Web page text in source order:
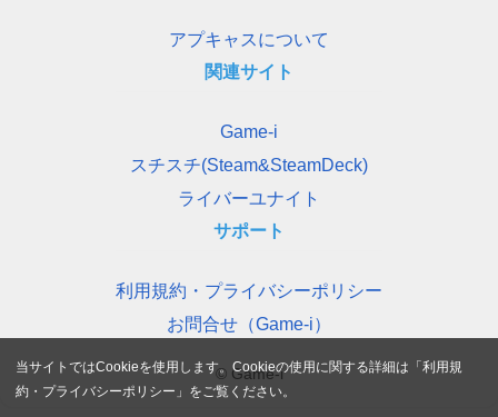
アプキャスについて
関連サイト
Game-i
スチスチ(Steam&SteamDeck)
ライバーユナイト
サポート
利用規約・プライバシーポリシー
お問合せ（Game-i）
© Game-i
当サイトではCookieを使用します。Cookieの使用に関する詳細は「利用規
約・プライバシーポリシー 」をご覧ください。